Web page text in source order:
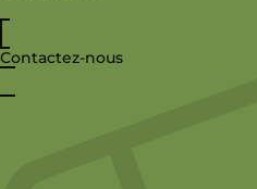
Contactez-nous